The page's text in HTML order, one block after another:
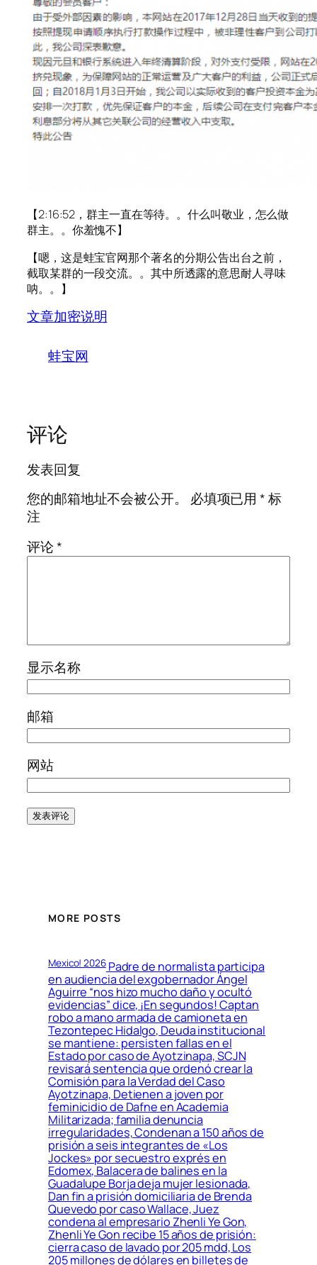
【2:16:52，群主一直在等待。。什么叫敬业，怎么做
群主。。你羞愧不】
【嗯，这是蛙宝官网那个著名的分期公告出台之前，
截取某群的一段交流。。其中所透露的意思耐人寻味
呐。。】
文章加密说明
蛙宝网
评论
发表回复
您的邮箱地址不会被公开。
必填项已用*标
注
评论*
显示名称
邮箱
网站
MORE POSTS
Mexico! 2026Padre de normalista participa
en audiencia del exgobernador Ángel
Aguirre “nos hizo mucho daño y ocultó
evidencias” dice, ¡En segundos! Captan
robo a mano armada de camioneta en
Tezontepec Hidalgo, Deuda institucional
se mantiene: persisten fallas en el
Estado por caso de Ayotzinapa, SCJN
revisará sentencia que ordenó crear la
Comisión para la Verdad del Caso
Ayotzinapa, Detienen a joven por
feminicidio de Dafne en Academia
Militarizada; familia denuncia
irregularidades, Condenan a 150 años de
prisión a seis integrantes de «Los
Jockes» por secuestro exprés en
Edomex, Balacera de balines en la
Guadalupe Borja deja mujer lesionada,
Dan fin a prisión domiciliaria de Brenda
Quevedo por caso Wallace, Juez
condena al empresario Zhenli Ye Gon,
Zhenli Ye Gon recibe 15 años de prisión:
cierra caso de lavado por 205 mdd, Los
205 millones de dólares en billetes de